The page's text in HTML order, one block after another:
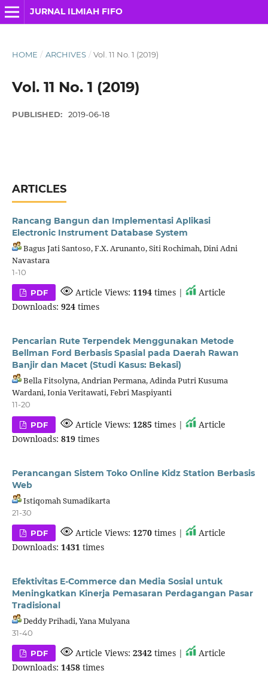
JURNAL ILMIAH FIFO
HOME / ARCHIVES / Vol. 11 No. 1 (2019)
Vol. 11 No. 1 (2019)
PUBLISHED: 2019-06-18
ARTICLES
Rancang Bangun dan Implementasi Aplikasi
Electronic Instrument Database System
Bagus Jati Santoso, F.X. Arunanto, Siti Rochimah, Dini Adni
Navastara
1-10
PDF Article Views:1194 times |
Article
Downloads: 924times
Pencarian Rute Terpendek Menggunakan Metode
Bellman Ford Berbasis Spasial pada Daerah Rawan
Banjir dan Macet (Studi Kasus: Bekasi)
Bella Fitsolyna, Andrian Permana, Adinda Putri Kusuma
Wardani, Ionia Veritawati, Febri Maspiyanti
11-20
PDF Article Views:1285 times |
Article
Downloads: 819times
Perancangan Sistem Toko Online Kidz Station Berbasis
Web
Istiqomah Sumadikarta
21-30
PDF Article Views:1270 times |
Article
Downloads: 1431times
Efektivitas E-Commerce dan Media Sosial untuk
Meningkatkan Kinerja Pemasaran Perdagangan Pasar
Tradisional
Deddy Prihadi, Yana Mulyana
31-40
PDF Article Views:2342 times |
Article
Downloads: 1458times